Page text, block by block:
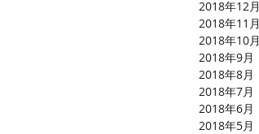
2018年12月
2018年11月
2018年10月
2018年9月
2018年8月
2018年7月
2018年6月
2018年5月